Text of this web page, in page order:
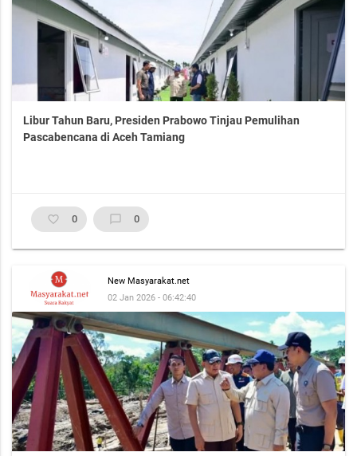
Libur Tahun Baru, Presiden Prabowo Tinjau Pemulihan
Pascabencana di Aceh Tamiang
favorite_border 0 chat_bubble_outline 0
New Masyarakat.net
02 Jan 2026 - 06:42:40